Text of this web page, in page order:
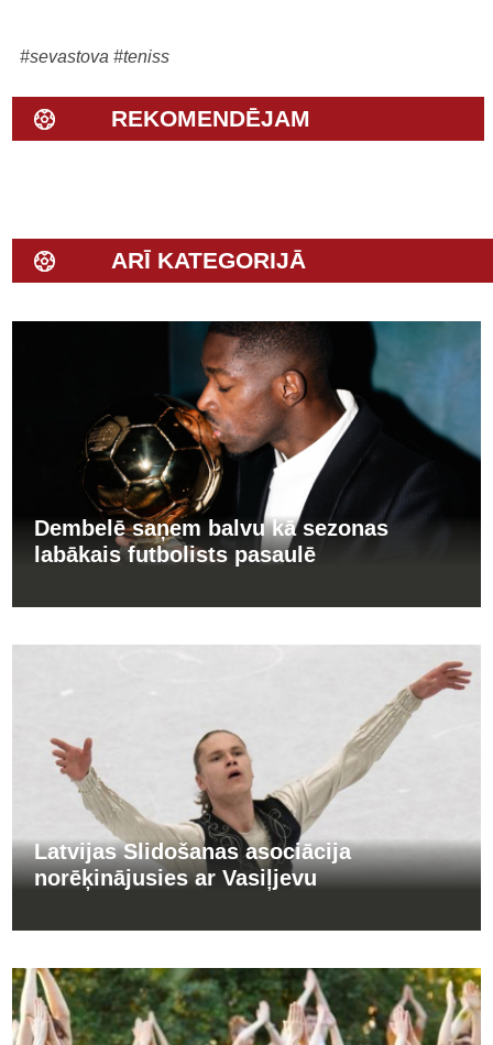
#sevastova #teniss
REKOMENDĒJAM
ARĪ KATEGORIJĀ
Dembelē saņem balvu kā sezonas
labākais futbolists pasaulē
Latvijas Slidošanas asociācija
norēķinājusies ar Vasiļjevu